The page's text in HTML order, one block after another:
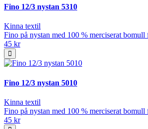
Fino 12/3 nystan 5310
Kinna textil
Fino på nystan med 100 % merciserat
45 kr
Fino 12/3 nystan 5010
Kinna textil
Fino på nystan med 100 % merciserat
45 kr